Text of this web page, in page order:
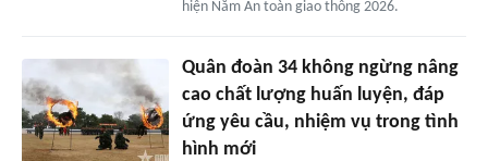
hiện Năm An toàn giao thông 2026.
Quân đoàn 34 không ngừng nâng
cao chất lượng huấn luyện, đáp
ứng yêu cầu, nhiệm vụ trong tình
hình mới